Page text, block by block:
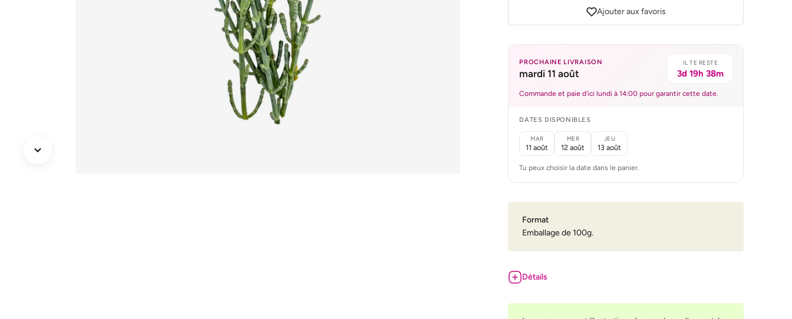
Ajouter aux favoris
PROCHAINE LIVRAISON
mardi 11 août
IL TE RESTE
3d 19h 38m
Commande et paie d’ici lundi à 14:00 pour garantir cette date.
DATES DISPONIBLES
MAR
11 août
MER
12 août
JEU
13 août
Tu peux choisir la date dans le panier.
Format
Emballage de 100g.
Détails